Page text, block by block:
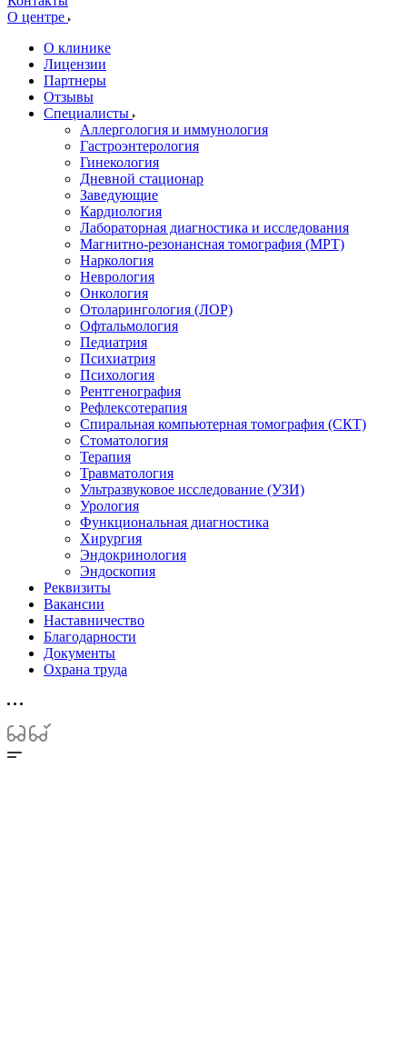
О центре
О клинике
Лицензии
Партнеры
Отзывы
Специалисты
Аллергология и иммунология
Гастроэнтерология
Гинекология
Дневной стационар
Заведующие
Кардиология
Лабораторная диагностика и исследования
Магнитно-резонансная томография (МРТ)
Наркология
Неврология
Онкология
Отоларингология (ЛОР)
Офтальмология
Педиатрия
Психиатрия
Психология
Рентгенография
Рефлексотерапия
Спиральная компьютерная томография (СКТ)
Стоматология
Терапия
Травматология
Ультразвуковое исследование (УЗИ)
Урология
Функциональная диагностика
Хирургия
Эндокринология
Эндоскопия
Реквизиты
Вакансии
Наставничество
Благодарности
Документы
Охрана труда